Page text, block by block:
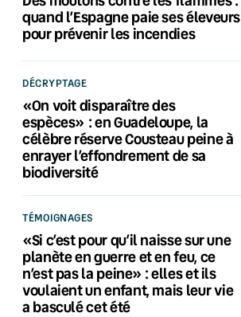
quand l’Espagne paie ses éleveurs
pour prévenir les incendies
DÉCRYPTAGE
«On voit disparaître des
espèces» : en Guadeloupe, la
célèbre réserve Cousteau peine à
enrayer l’effondrement de sa
biodiversité
TÉMOIGNAGES
«Si c’est pour qu’il naisse sur une
planète en guerre et en feu, ce
n’est pas la peine» : elles et ils
voulaient un enfant, mais leur vie
a basculé cet été